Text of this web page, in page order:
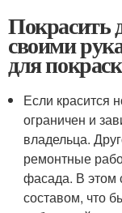
Покрасить
своими
для
Если красится
ограничен и
владельца.
ремонтные
фасада. В этом
составом, что